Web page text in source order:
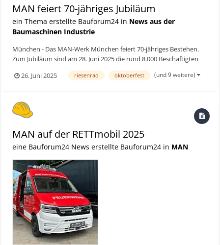
MAN feiert 70-jähriges Jubiläum
ein Thema erstellte Bauforum24 in News aus der
Baumaschinen Industrie
München - Das MAN-Werk München feiert 70-jähriges Bestehen.
Zum Jubiläum sind am 28. Juni 2025 die rund 8.000 Beschäftigten
eingeladen. Insgesamt werden rund 20.000 Gäste aus dem
26. Juni 2025 riesenrad oktoberfest (und 9 weitere)
MAN auf der RETTmobil 2025
eine Bauforum24 News erstellte Bauforum24 in MAN